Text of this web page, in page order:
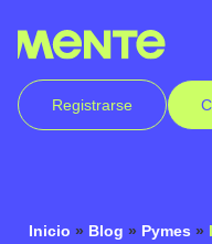
Registrarse
Inicio » Blog » Pymes »